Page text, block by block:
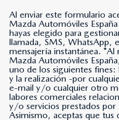
Al enviar este formulario
Mazda Automóviles
hayas elegido para
llamada, SMS, WhatsApp,
mensajería instantánea. *Al marcar esta casilla, aceptas que
Mazda Automóviles
uno de los siguientes
y la realización -por
e-mail y/o cualquier otro
labores comerciales
y/o servicios prestados por
Asimismo, aceptas que tus